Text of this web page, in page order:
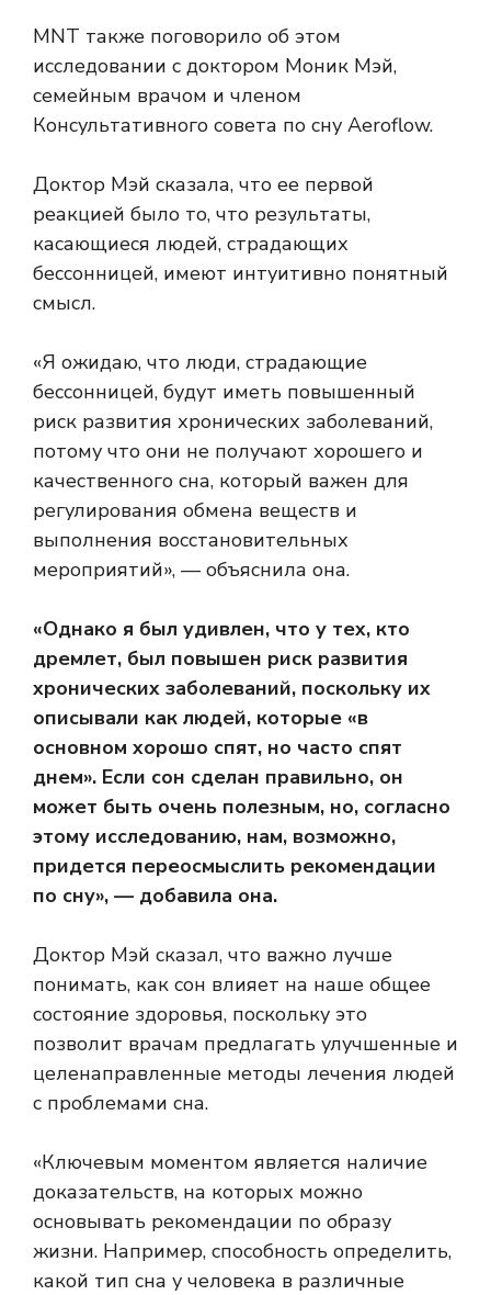
MNT также поговорило об этом
исследовании с доктором Моник Мэй,
семейным врачом и членом
Консультативного совета по сну Aeroflow.
Доктор Мэй сказала, что ее первой
реакцией было то, что результаты,
касающиеся людей, страдающих
бессонницей, имеют интуитивно понятный
смысл.
«Я ожидаю, что люди, страдающие
бессонницей, будут иметь повышенный
риск развития хронических заболеваний,
потому что они не получают хорошего и
качественного сна, который важен для
регулирования обмена веществ и
выполнения восстановительных
мероприятий», — объяснила она.
«Однако я был удивлен, что у тех, кто
дремлет, был повышен риск развития
хронических заболеваний, поскольку их
описывали как людей, которые «в
основном хорошо спят, но часто спят
днем». Если сон сделан правильно, он
может быть очень полезным, но, согласно
этому исследованию, нам, возможно,
придется переосмыслить рекомендации
по сну», — добавила она.
Доктор Мэй сказал, что важно лучше
понимать, как сон влияет на наше общее
состояние здоровья, поскольку это
позволит врачам предлагать улучшенные и
целенаправленные методы лечения людей
с проблемами сна.
«Ключевым моментом является наличие
доказательств, на которых можно
основывать рекомендации по образу
жизни. Например, способность определить,
какой тип сна у человека в различные